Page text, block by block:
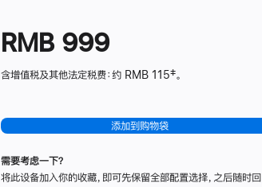
RMB 999
含增值税及其他法定税费：约 RMB 115‡。
添加到购物袋
需要考虑一下？
将此设备加入你的收藏，即可先保留全部配置选择，之后随时回